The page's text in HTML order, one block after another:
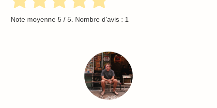
Note moyenne5 / 5. Nombre d'avis : 1